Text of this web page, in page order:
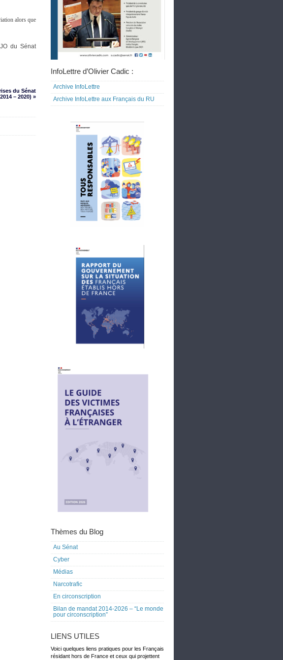
alors que
du Sénat
du Sénat
– 2020) »
InfoLettre d’Olivier Cadic :
Archive InfoLettre
Archive InfoLettre aux Français du RU
Thèmes du Blog
Au Sénat
Cyber
Médias
Narcotrafic
En circonscription
Bilan de mandat 2014-2026 – “Le monde
pour circonscription”
LIENS UTILES
Voici quelques liens pratiques pour les Français
résidant hors de France et ceux qui projettent